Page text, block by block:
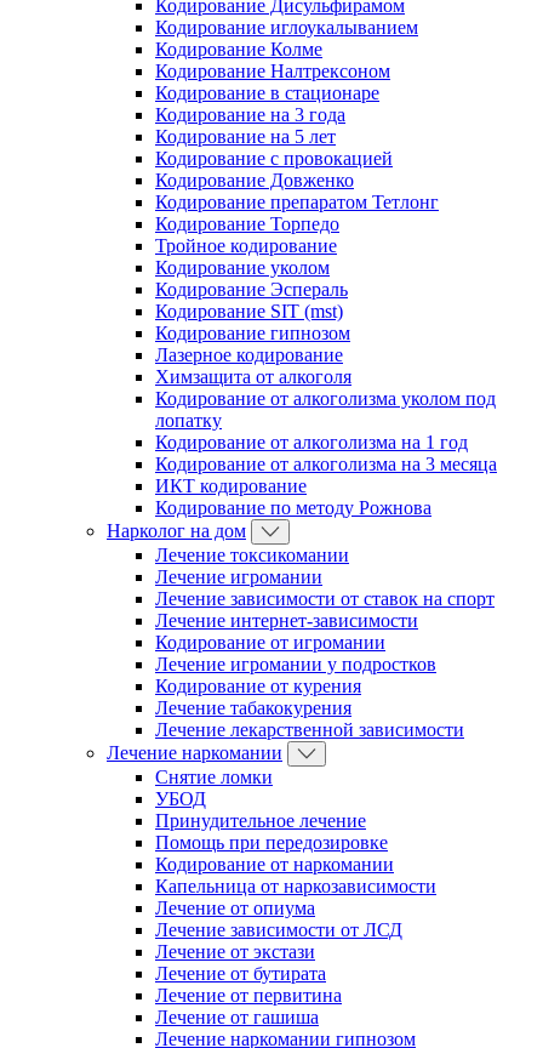
Кодирование Дисульфирамом
Кодирование иглоукалыванием
Кодирование Колме
Кодирование Налтрексоном
Кодирование в стационаре
Кодирование на 3 года
Кодирование на 5 лет
Кодирование с провокацией
Кодирование Довженко
Кодирование препаратом Тетлонг
Кодирование Торпедо
Тройное кодирование
Кодирование уколом
Кодирование Эспераль
Кодирование SIT (mst)
Кодирование гипнозом
Лазерное кодирование
Химзащита от алкоголя
Кодирование от алкоголизма уколом под
лопатку
Кодирование от алкоголизма на 1 год
Кодирование от алкоголизма на 3 месяца
ИКТ кодирование
Кодирование по методу Рожнова
Нарколог на дом
Лечение токсикомании
Лечение игромании
Лечение зависимости от ставок на спорт
Лечение интернет-зависимости
Кодирование от игромании
Лечение игромании у подростков
Кодирование от курения
Лечение табакокурения
Лечение лекарственной зависимости
Лечение наркомании
Снятие ломки
УБОД
Принудительное лечение
Помощь при передозировке
Кодирование от наркомании
Капельница от наркозависимости
Лечение от опиума
Лечение зависимости от ЛСД
Лечение от экстази
Лечение от бутирата
Лечение от первитина
Лечение от гашиша
Лечение наркомании гипнозом